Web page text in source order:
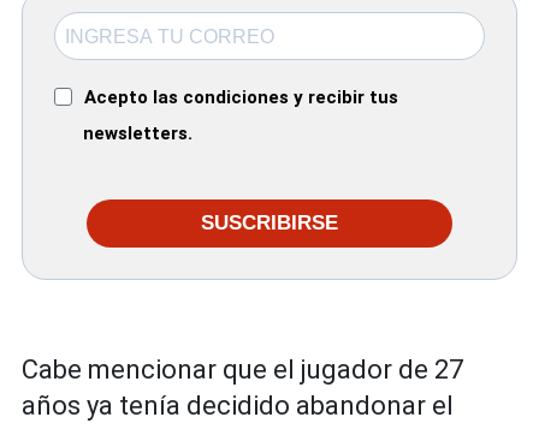
Acepto las condiciones y recibir tus
newsletters.
SUSCRIBIRSE
Cabe mencionar que el jugador de 27
años ya tenía decidido abandonar el